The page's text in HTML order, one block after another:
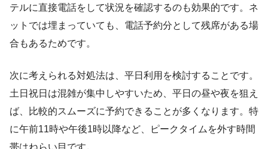
テルに直接電話をして状況を確認するのも効果的です。ネ
ットでは埋まっていても、電話予約分として残席がある場
合もあるためです。
次に考えられる対処法は、平日利用を検討することです。
土日祝日は混雑が集中しやすいため、平日の昼や夜を狙え
ば、比較的スムーズに予約できることが多くなります。特
に午前11時や午後1時以降など、ピークタイムを外す時間